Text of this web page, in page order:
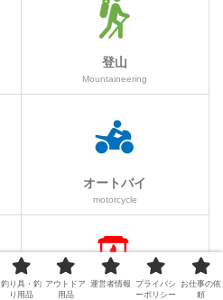
登山
Mountaineering
オートバイ
motorcycle
釣り具・釣
り用品
アウトドア
用品
運営者情報
プライバシ
ーポリシー
お仕事の依
頼